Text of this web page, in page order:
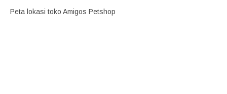
Peta lokasi toko Amigos Petshop